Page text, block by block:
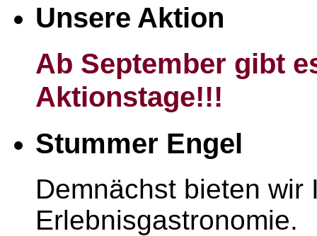
Unsere Aktion
Ab September gibt
Aktionstage!!!
Stummer Engel
Demnächst bieten wir
Erlebnisgastronomie.